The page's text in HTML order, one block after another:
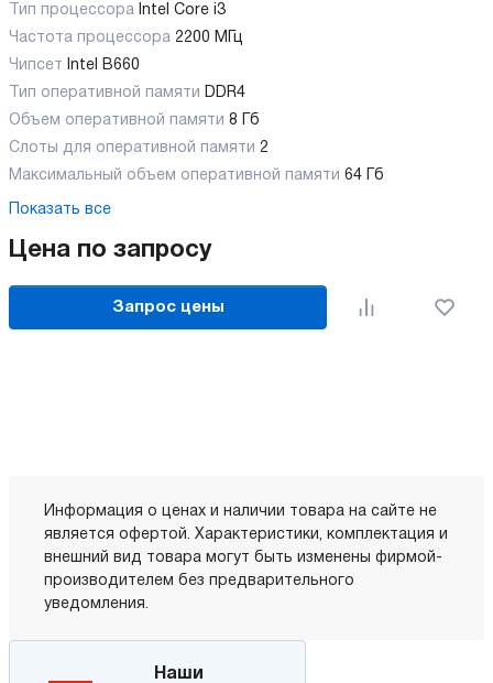
Тип процессора Intel Core i3
Частота процессора 2200 МГц
Чипсет
Intel B660
Тип оперативной памяти DDR4
Объем оперативной памяти 8 Гб
Слоты для оперативной памяти 2
Максимальный объем оперативной памяти 64 Гб
Показать все
Цена по запросу
Запрос цены
Информация о ценах и наличии товара на сайте не
является офертой. Характеристики, комплектация и
внешний вид товара могут быть изменены фирмой-
производителем без предварительного
уведомления.
Наши